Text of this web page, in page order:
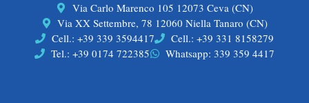
Via Carlo Marenco 105 12073 Ceva (CN)
Via XX Settembre, 78 12060 Niella Tanaro (CN)
Cell.: +39 339 3594417
Cell.: +39 331 8158279
Tel.: +39 0174 722385
Whatsapp: 339 359 4417